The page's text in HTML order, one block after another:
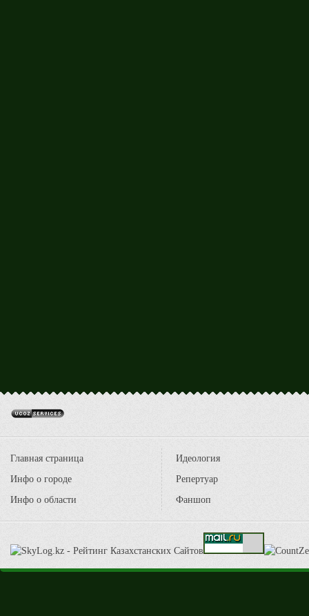
Главная страница
Инфо о городе
Инфо о области
Идеология
Репертуар
Фаншоп